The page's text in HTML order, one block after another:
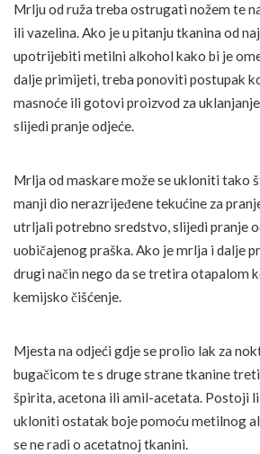
Mrlju od ruža treba ostrugati nožem te
ili vazelina. Ako je u pitanju tkanina od
upotrijebiti metilni alkohol kako bi je
dalje primijeti, treba ponoviti postupak
masnoće ili gotovi proizvod za
slijedi pranje odjeće.
Mrlja od maskare može se ukloniti tako
manji dio nerazrijeđene tekućine za
utrljali potrebno sredstvo, slijedi pranje
uobičajenog praška. Ako je mrlja i dalje
drugi način nego da se tretira otapalom
kemijsko čišćenje.
Mjesta na odjeći gdje se prolio lak za
bugačicom te s druge strane tkanine
špirita, acetona ili amil-acetata. Postoji
ukloniti ostatak boje pomoću metilnog
se ne radi o acetatnoj tkanini.